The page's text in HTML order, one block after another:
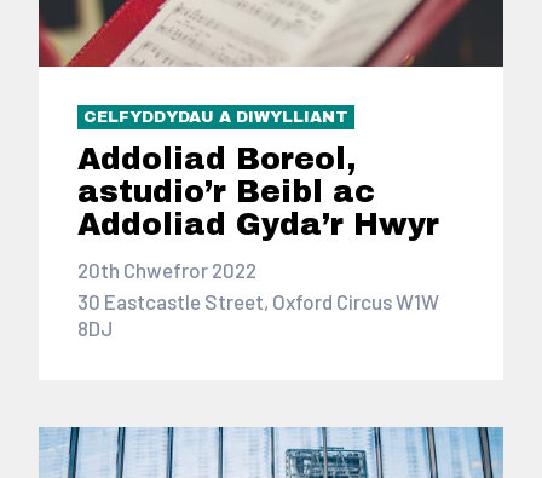
CELFYDDYDAU A DIWYLLIANT
Addoliad Boreol,
astudio’r Beibl ac
Addoliad Gyda’r Hwyr
20th Chwefror 2022
30 Eastcastle Street, Oxford Circus W1W
8DJ